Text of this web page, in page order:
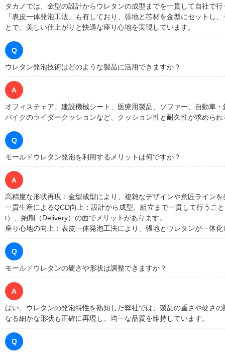
タカノでは、金型の設計からウレタンの成型までを一貫して自社で
「表皮一体発泡工法」も有しており、張地と芯材を金型にセットし
とで、美しい仕上がりと快適な座り心地を実現しています。
Q
ウレタン発泡技術はどのような製品に活用できますか？
A
オフィスチェア、建設機械シート、医療用製品、ソファー、自動車
バイクのライダークッションなど、クッション性と耐久性が求めら
Q
モールドウレタン発泡を利用するメリットは何ですか？
A
高精度な形状再現：金型成型により、複雑なデザインや意匠ライン
一貫生産によるQCD向上：設計から成型、組立まで一貫して行うこ
t）、納期（Delivery）の面でメリットがあります。
座り心地の向上：表皮一体発泡工法により、張地とウレタンが一体
Q
モールドウレタンの硬さや形状は調整できますか？
A
はい、ウレタンの発泡特性を熟知した弊社では、製品の重さや硬さ
なる細かな形状も正確に再現し、均一な品質を維持しています。
Q